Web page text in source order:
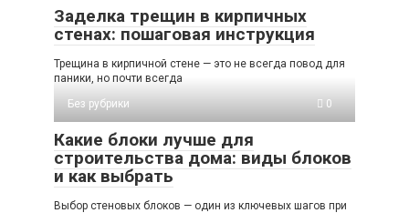
Заделка трещин в кирпичных
стенах: пошаговая инструкция
Трещина в кирпичной стене — это не всегда повод для
паники, но почти всегда
Без рубрики
0
Какие блоки лучше для
строительства дома: виды блоков
и как выбрать
Выбор стеновых блоков — один из ключевых шагов при